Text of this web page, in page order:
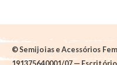
© Semijoias e Acessórios